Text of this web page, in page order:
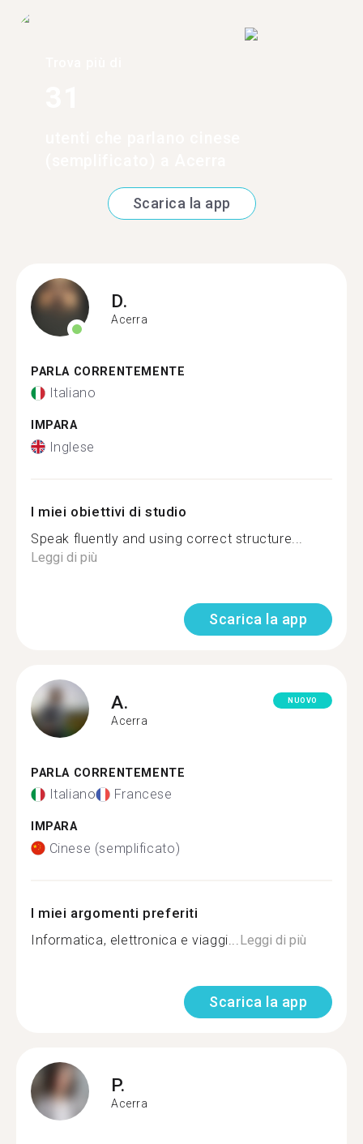
Scarica la app
D.
Acerra
PARLA CORRENTEMENTE
Italiano
IMPARA
Inglese
I miei obiettivi di studio
Speak fluently and using correct structure...
Leggi di più
Scarica la app
A.
Acerra
NUOVO
PARLA CORRENTEMENTE
Italiano Francese
IMPARA
Cinese (semplificato)
I miei argomenti preferiti
Informatica, elettronica e viaggi... Leggi di più
Scarica la app
P.
Acerra